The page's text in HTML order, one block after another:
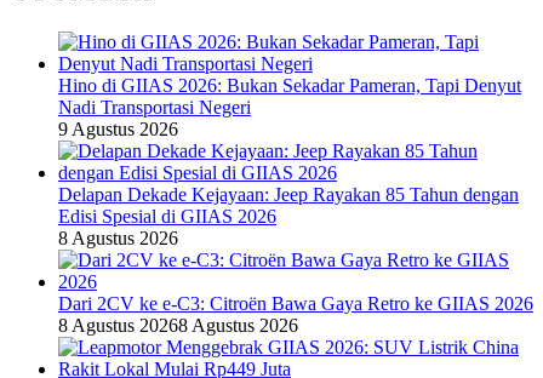
Hino di GIIAS 2026: Bukan Sekadar Pameran, Tapi Denyut
Nadi Transportasi Negeri
9 Agustus 2026
Delapan Dekade Kejayaan: Jeep Rayakan 85 Tahun dengan
Edisi Spesial di GIIAS 2026
8 Agustus 2026
Dari 2CV ke e-C3: Citroën Bawa Gaya Retro ke GIIAS 2026
8 Agustus 20268 Agustus 2026